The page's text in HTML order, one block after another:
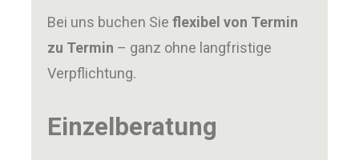
Bei uns buchen Sie flexibel von Termin
zu Termin – ganz ohne langfristige
Verpflichtung.
Einzelberatung